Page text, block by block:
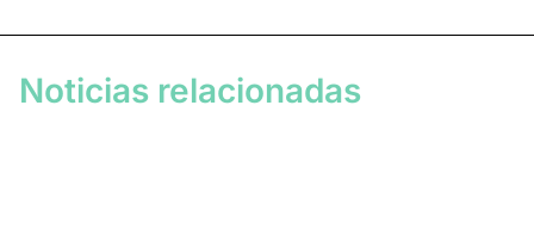
Noticias relacionadas